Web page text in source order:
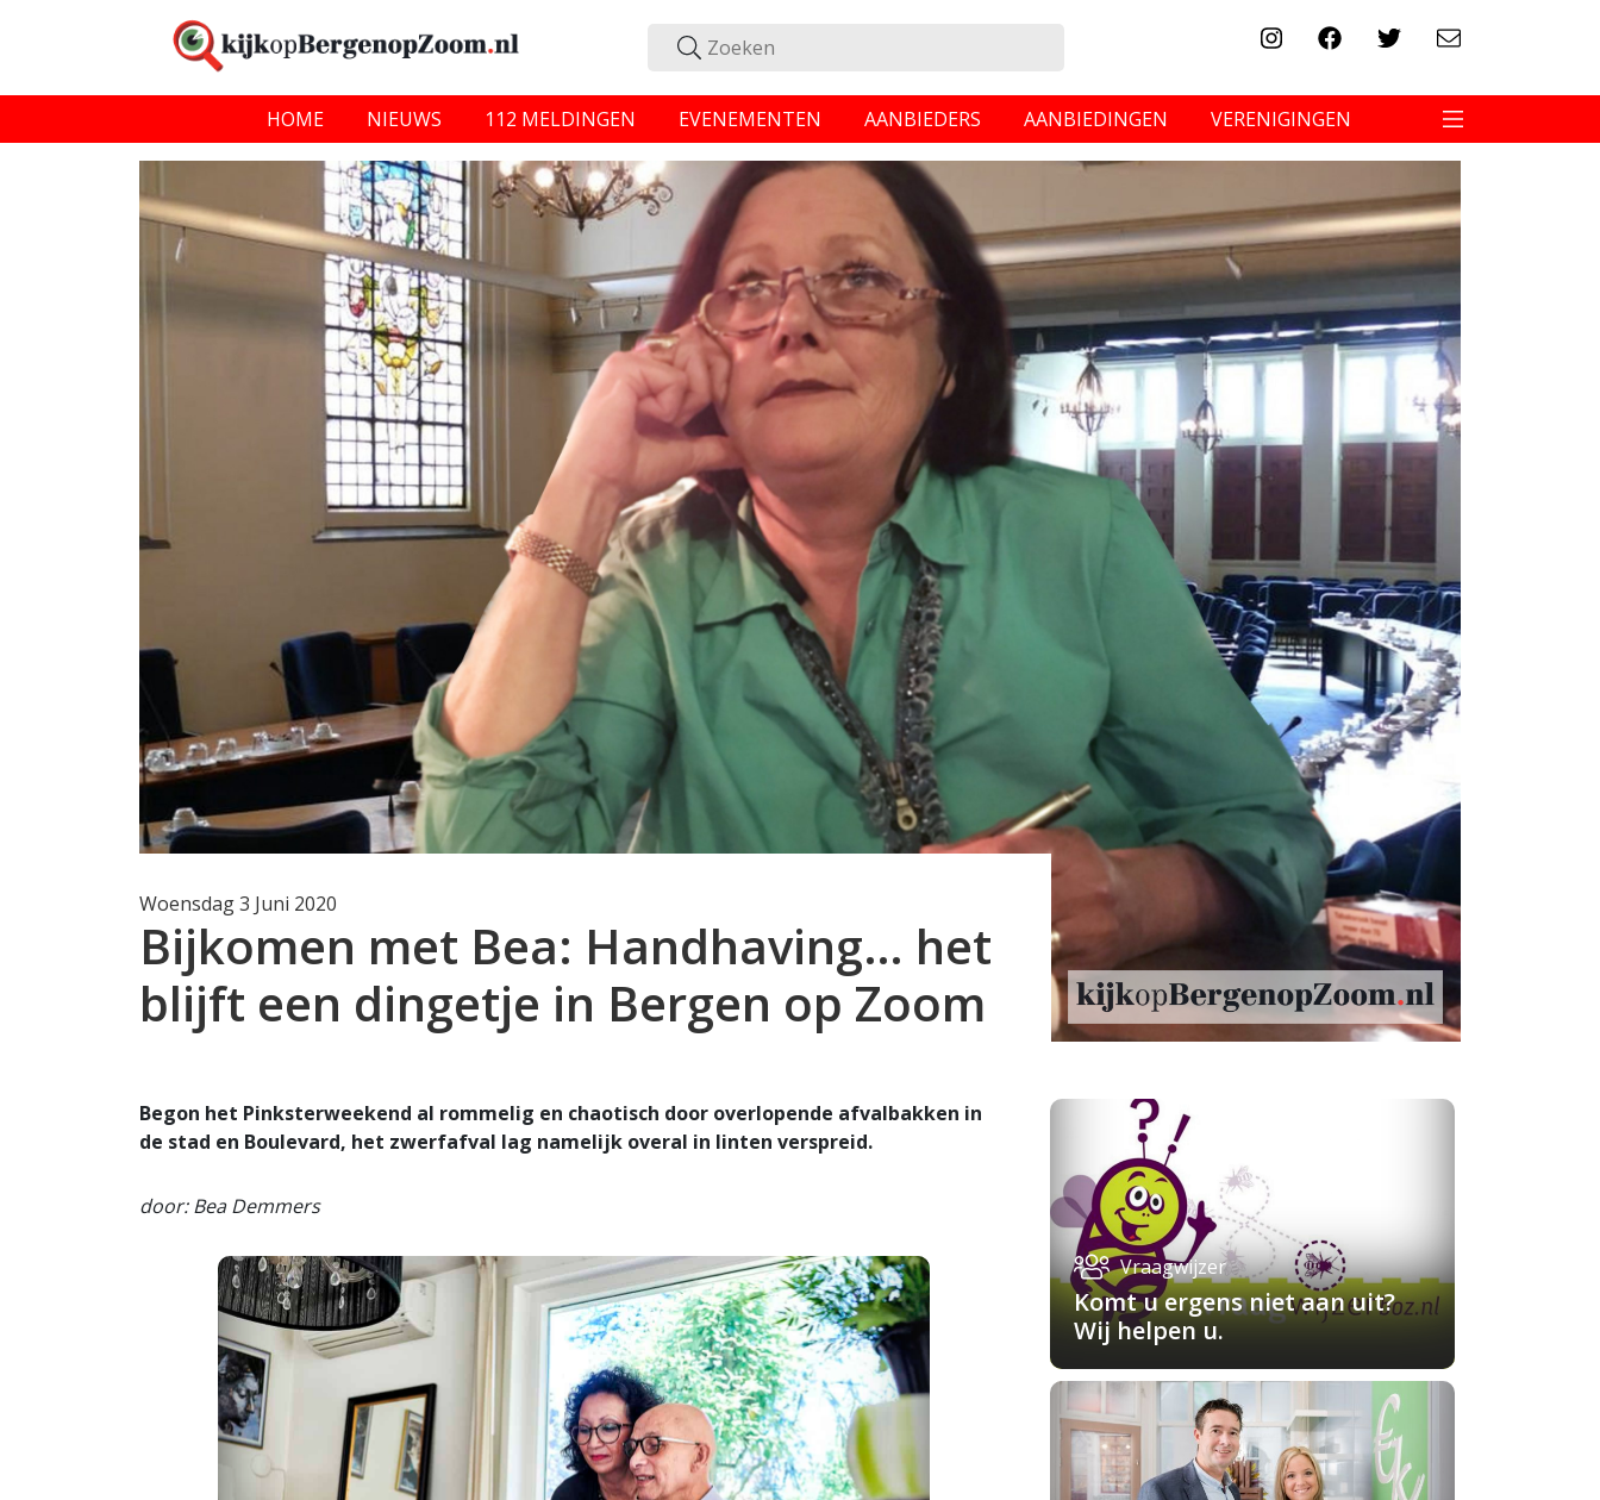
HOME NIEUWS 112 MELDINGEN EVENEMENTEN AANBIEDERS AANBIEDINGEN VERENIGINGEN
Woensdag 3 Juni 2020
Bijkomen met Bea: Handhaving… het
blijft een dingetje in Bergen op Zoom
Begon het Pinksterweekend al rommelig en chaotisch door overlopende afvalbakken in
de stad en Boulevard, het zwerfafval lag namelijk overal in linten verspreid.
door: Bea Demmers
Vraagwijzer
Komt u ergens niet aan uit?
Wij helpen u.